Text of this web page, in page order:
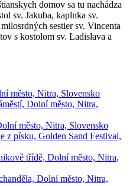
domov sa tu nachádza
sv. Jakuba, kaplnka sv.
sestier sv. Vincenta
s kostolom sv. Ladislava a
město, Nitra, Slovensko
Dolní město, Nitra,
město, Nitra, Slovensko
z písku, Golden Sand Festival,
třídě, Dolní město, Nitra,
Dolní město, Nitra,